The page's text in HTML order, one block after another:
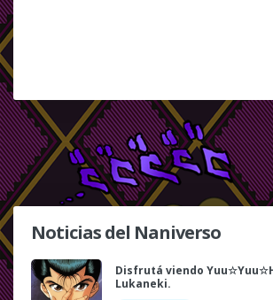
Noticias del Naniverso
Disfrutá viendo
Lukaneki.